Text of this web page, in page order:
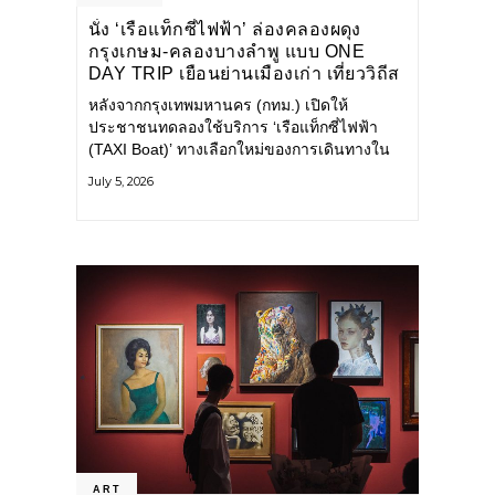
นั่ง ‘เรือแท็กซี่ไฟฟ้า’ ล่องคลองผดุง
กรุงเกษม-คลองบางลำพู แบบ ONE
DAY TRIP เยือนย่านเมืองเก่า เที่ยววิถีส
โลว์ไลฟ์แบบรักษ์โลก
หลังจากกรุงเทพมหานคร (กทม.) เปิดให้
ประชาชนทดลองใช้บริการ ‘เรือแท็กซี่ไฟฟ้า
(TAXI Boat)’ ทางเลือกใหม่ของการเดินทางใน
แวดล้อม ผ่านแอปพลิเคชัน MuvMi (มูฟมี)
July 5, 2026
ART